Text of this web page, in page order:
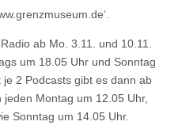
ab Mo. 3.11. und 10.11.
um 18.05 Uhr und Sonntag
2 Podcasts gibt es dann ab
Montag um 12.05 Uhr,
Sonntag um 14.05 Uhr.